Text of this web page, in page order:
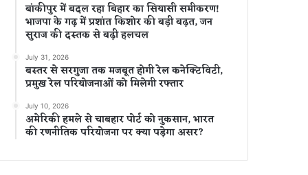
बांकीपुर में बदल रहा बिहार का सियासी समीकरण!
भाजपा के गढ़ में प्रशांत किशोर की बड़ी बढ़त, जन
सुराज की दस्तक से बढ़ी हलचल
July 31, 2026
बस्तर से सरगुजा तक मजबूत होगी रेल कनेक्टिविटी,
प्रमुख रेल परियोजनाओं को मिलेगी रफ्तार
July 10, 2026
अमेरिकी हमले से चाबहार पोर्ट को नुकसान, भारत
की रणनीतिक परियोजना पर क्या पड़ेगा असर?